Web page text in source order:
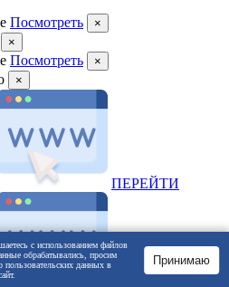
Посмотреть ×
×
Посмотреть ×
×
ПEРЕЙТИ
с использованием файлов
обрабатывались, просим
пользовательских данных в
Принимаю